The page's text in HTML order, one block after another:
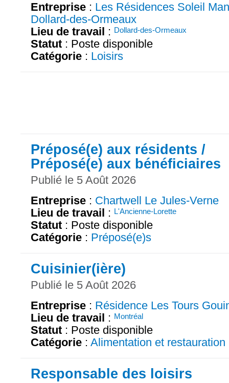
Entreprise : Les Résidences Soleil
Dollard-des-Ormeaux
Lieu de travail : Dollard-des-Ormeaux
Statut : Poste disponible
Catégorie : Loisirs
Préposé(e) aux résidents /
Préposé(e) aux bénéficiaires
Publié le 5 Août 2026
Entreprise : Chartwell Le Jules-Verne
Lieu de travail : L'Ancienne-Lorette
Statut : Poste disponible
Catégorie : Préposé(e)s
Cuisinier(ière)
Publié le 5 Août 2026
Entreprise : Résidence Les Tours
Lieu de travail : Montréal
Statut : Poste disponible
Catégorie : Alimentation et restauration
Responsable des loisirs